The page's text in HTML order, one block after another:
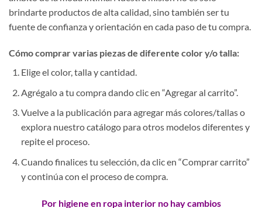
brindarte productos de alta calidad, sino también ser tu
fuente de confianza y orientación en cada paso de tu compra.
Cómo comprar varias piezas de diferente color y/o talla:
Elige el color, talla y cantidad.
Agrégalo a tu compra dando clic en “Agregar al carrito”.
Vuelve a la publicación para agregar más colores/tallas o
explora nuestro catálogo para otros modelos diferentes y
repite el proceso.
Cuando finalices tu selección, da clic en “Comprar carrito”
y continúa con el proceso de compra.
Por higiene en ropa interior no hay cambios